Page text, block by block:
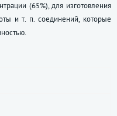
(65%), для изготовления
и т. п. соединений, которые